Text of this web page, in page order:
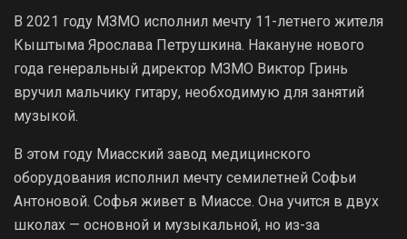
В 2021 году МЗМО исполнил мечту 11-летнего жителя
Кыштыма Ярослава Петрушкина. Накануне нового
года генеральный директор МЗМО Виктор Гринь
вручил мальчику гитару, необходимую для занятий
музыкой.
В этом году Миасский завод медицинского
оборудования исполнил мечту семилетней Софьи
Антоновой. Софья живет в Миассе. Она учится в двух
школах — основной и музыкальной, но из-за